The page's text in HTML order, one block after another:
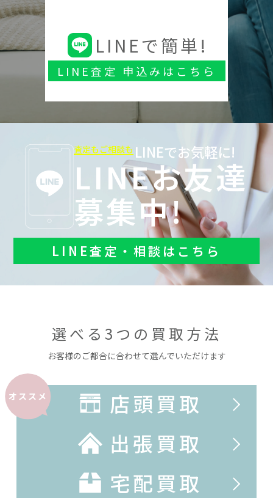
LINEで簡単!
LINE査定 申込みはこちら
査定もご相談も LINEでお気軽に!
LINEお友達
募集中!
LINE査定・相談はこちら
選べる3つの買取方法
お客様のご都合に合わせて選んでいただけます
オススメ
店頭買取
出張買取
宅配買取